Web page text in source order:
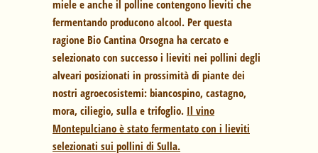
miele e anche il polline contengono lieviti che
fermentando producono alcool. Per questa
ragione Bio Cantina Orsogna ha cercato e
selezionato con successo i lieviti nei pollini degli
alveari posizionati in prossimità di piante dei
nostri agroecosistemi: biancospino, castagno,
mora, ciliegio, sulla e trifoglio. Il vino
Montepulciano è stato fermentato con i lieviti
selezionati sui pollini di Sulla.